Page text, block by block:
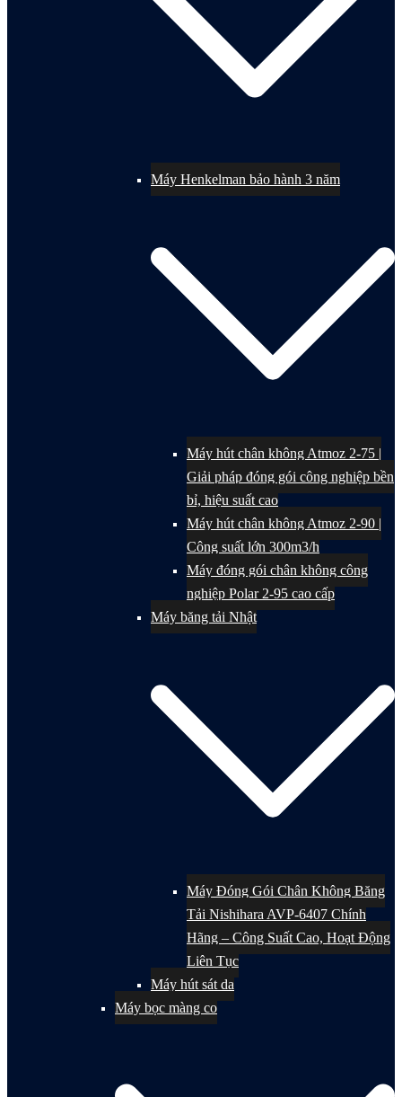
Máy Henkelman bảo hành 3 năm
Máy hút chân không Atmoz 2-75 |
Giải pháp đóng gói công nghiệp bền
bỉ, hiệu suất cao
Máy hút chân không Atmoz 2-90 |
Công suất lớn 300m3/h
Máy đóng gói chân không công
nghiệp Polar 2-95 cao cấp
Máy băng tải Nhật
Máy Đóng Gói Chân Không Băng
Tải Nishihara AVP-6407 Chính
Hãng – Công Suất Cao, Hoạt Động
Liên Tục
Máy hút sát da
Máy bọc màng co